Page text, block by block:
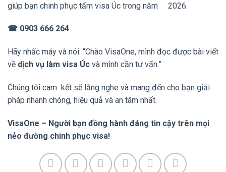
giúp bạn chinh phục tấm visa Úc trong năm 2026.
☎ 0903 666 264
Hãy nhấc máy và nói: “Chào VisaOne, mình đọc được bài viết
về dịch vụ làm visa Úc và mình cần tư vấn.”
Chúng tôi cam kết sẽ lắng nghe và mang đến cho bạn giải
pháp nhanh chóng, hiệu quả và an tâm nhất.
VisaOne – Người bạn đồng hành đáng tin cậy trên mọi
nẻo đường chinh phục visa!